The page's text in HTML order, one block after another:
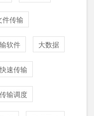
件传输
软件 大数据
快速传输
输调度